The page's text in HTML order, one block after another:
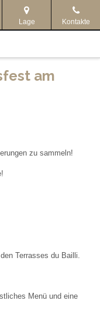
Lage Kontakte
am
zu sammeln!
Terrasses du Bailli.
Menü und eine